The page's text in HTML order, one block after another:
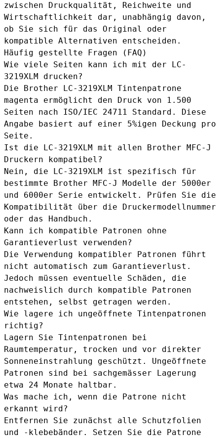
zwischen Druckqualität, Reichweite und
Wirtschaftlichkeit dar, unabhängig davon,
ob Sie sich für das Original oder
kompatible Alternativen entscheiden.
Häufig gestellte Fragen (FAQ)
Wie viele Seiten kann ich mit der LC-
3219XLM drucken?
Die Brother LC-3219XLM Tintenpatrone
magenta ermöglicht den Druck von 1.500
Seiten nach ISO/IEC 24711 Standard. Diese
Angabe basiert auf einer 5%igen Deckung pro
Seite.
Ist die LC-3219XLM mit allen Brother MFC-J
Druckern kompatibel?
Nein, die LC-3219XLM ist spezifisch für
bestimmte Brother MFC-J Modelle der 5000er
und 6000er Serie entwickelt. Prüfen Sie die
Kompatibilität über die Druckermodellnummer
oder das Handbuch.
Kann ich kompatible Patronen ohne
Garantieverlust verwenden?
Die Verwendung kompatibler Patronen führt
nicht automatisch zum Garantieverlust.
Jedoch müssen eventuelle Schäden, die
nachweislich durch kompatible Patronen
entstehen, selbst getragen werden.
Wie lagere ich ungeöffnete Tintenpatronen
richtig?
Lagern Sie Tintenpatronen bei
Raumtemperatur, trocken und vor direkter
Sonneneinstrahlung geschützt. Ungeöffnete
Patronen sind bei sachgemässer Lagerung
etwa 24 Monate haltbar.
Was mache ich, wenn die Patrone nicht
erkannt wird?
Entfernen Sie zunächst alle Schutzfolien
und -klebebänder. Setzen Sie die Patrone